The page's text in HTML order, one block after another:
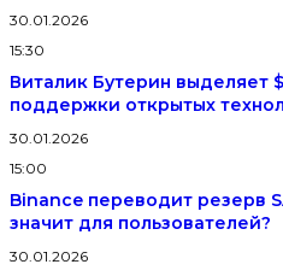
30.01.2026
15:30
Виталик Бутерин выделяет
поддержки открытых
30.01.2026
15:00
Binance переводит резерв
значит для пользователей?
30.01.2026